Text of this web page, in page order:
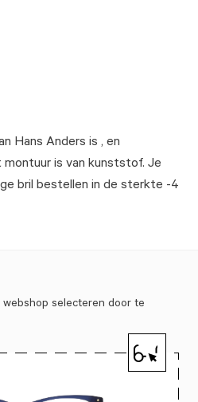
Hans Anders is , en
is van kunststof. Je
bril bestellen in de sterkte -4
selecteren door te